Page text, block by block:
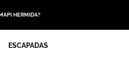
HERMIDA?
ESCAPADAS